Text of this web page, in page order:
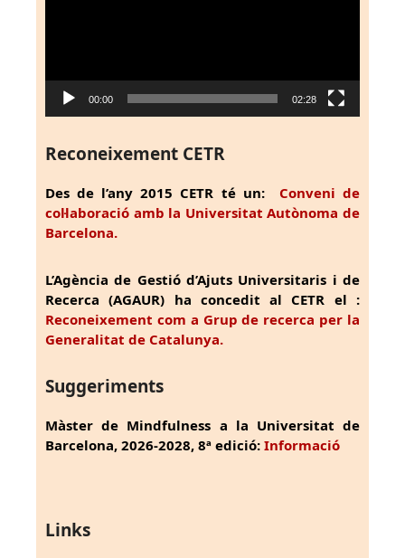
00:00 02:28
Reconeixement CETR
Des de l’any 2015 CETR té un: Conveni de
col·laboració amb la Universitat Autònoma de
Barcelona.
L’Agència de Gestió d’Ajuts Universitaris i de
Recerca (AGAUR) ha concedit al CETR el :
Reconeixement com a Grup de recerca per la
Generalitat de Catalunya.
Suggeriments
Màster de Mindfulness a la Universitat de
Barcelona, 2026-2028, 8ª edició: Informació
Links